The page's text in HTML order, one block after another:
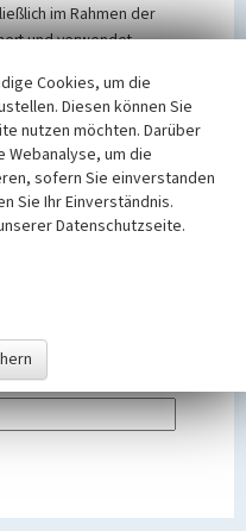
im Rahmen der
und verwendet.
der Vorschriften des
NRW und der seit
Sie bitte unsere
das Rechenergebnis aus der
Cookies, um die
Diesen können Sie
nutzen möchten. Darüber
Webanalyse, um die
sofern Sie einverstanden
Sie Ihr Einverständnis.
Datenschutzseite.